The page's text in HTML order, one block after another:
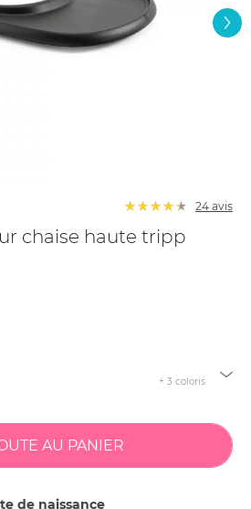
24 avis
chaise haute tripp
+ 3 coloris
de naissance